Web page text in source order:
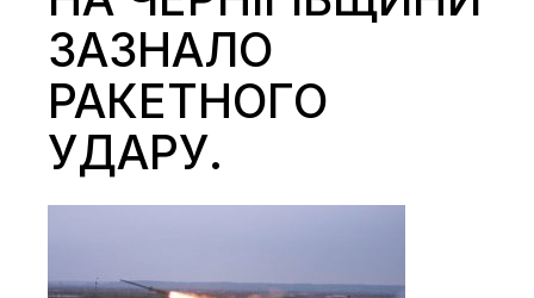
ЗАЗНАЛО
РАКЕТНОГО
УДАРУ.